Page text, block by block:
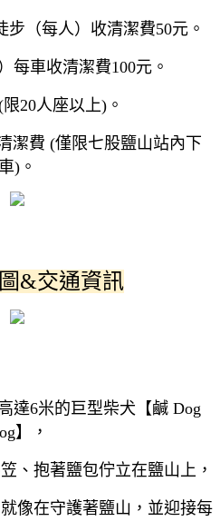
（每人）收清潔費50元。
每車收清潔費100元。
20人座以上)。
潔費 (僅限七股鹽山站內下
車)。
&交通資訊
達6米的巨型柴犬【鹹 Dog
】，
、抱著鹽包佇立在鹽山上，
像在守護著鹽山，並迎接每